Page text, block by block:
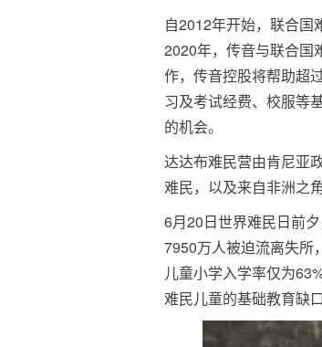
自2012年开始，联合国
2020年，传音与联合国
作，传音控股将帮助超
习及考试经费、校服等
的机会。
达达布难民营由肯尼亚
难民，以及来自非洲之
6月20日世界难民日前
7950万人被迫流离失所
儿童小学入学率仅为
难民儿童的基础教育缺口